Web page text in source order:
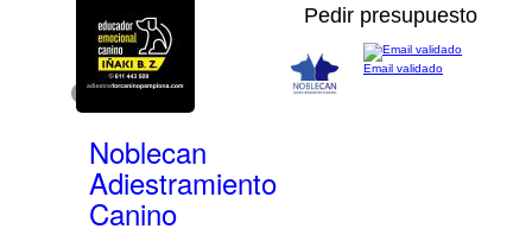
Pedir presupuesto
Noblecan
Adiestramiento
Canino
Email validado